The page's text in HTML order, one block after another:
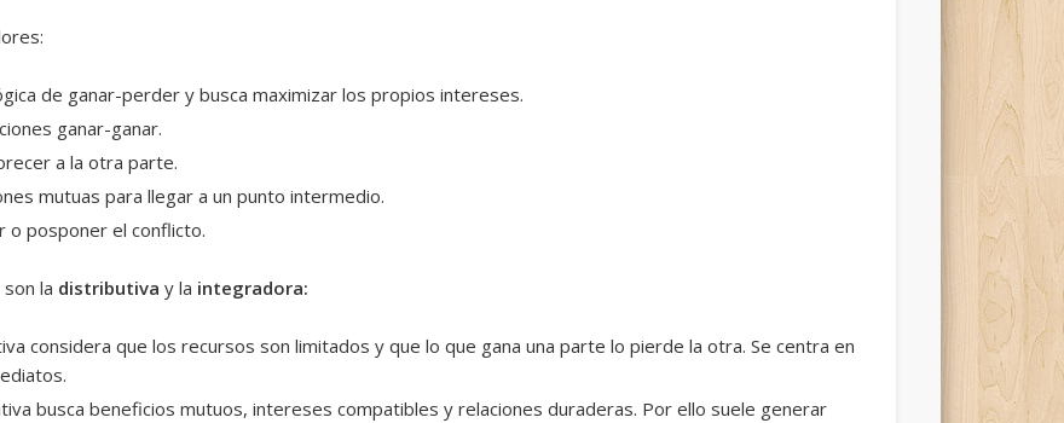
de ganar-perder y busca maximizar los propios intereses.
ganar-ganar.
a la otra parte.
mutuas para llegar a un punto intermedio.
o posponer el conflicto.
la distributiva y la integradora:
considera que los recursos son limitados y que lo que gana una parte lo pierde la otra. Se centra en
busca beneficios mutuos, intereses compatibles y relaciones duraderas. Por ello suele generar